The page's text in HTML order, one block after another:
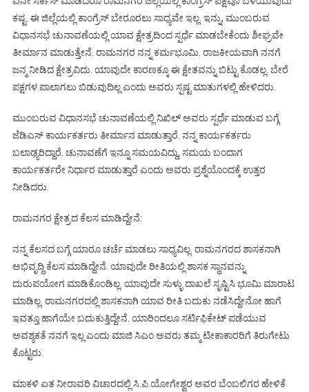
ಕಷ್ಟ. ಈ ಜಿಲ್ಲೆಯಲ್ಲಿ ಕಾಂಗ್ರೆಸ್ ಬೇರೂರಲು ಸಾಧ್ಯವೇ ಇಲ್ಲ. ಇನ್ನು, ಮುಂಬರುವ
ವಿಧಾನಸಭೆ ಚುನಾವಣೆಯಲ್ಲಿ ಯಾವ ಕ್ಷೇತ್ರದಿಂದ ಸ್ಪರ್ಧೆ ಮಾಡಬೇಕೆಂದು ಶೀಘ್ರವೇ
ತೀರ್ಮಾನ ಮಾಡುತ್ತೇನೆ. ರಾಮನಗರ ನನ್ನ ಕರ್ಮಭೂಮಿ. ರಾಜಕೀಯವಾಗಿ ನನಗೆ
ಜನ್ಮ ನೀಡಿದ ಕ್ಷೇತ್ರವಿದು. ಯಾವುದೇ ಕಾರಣಕ್ಕೂ ಈ ಕ್ಷೇತವನ್ನು ಬಿಟ್ಟು ಕೊಡಲ್ಲ. ಬೇರೆ
ಪಕ್ಷಗಳ ಪಾಲಾಗಲು ಬಿಡುವುದಿಲ್ಲ ಎಂದು ಅವರು ಸ್ಪಷ್ಟ ಮಾತುಗಳಲ್ಲಿ ಹೇಳಿದರು.
ಮುಂಬರುವ ವಿಧಾನಸಭೆ ಚುನಾವಣೆಯಲ್ಲಿ ನಿಖಿಲ್ ಅವರು ಸ್ಪರ್ಧೆ ಮಾಡುವ ಬಗ್ಗೆ
ಜೆಡಿಎಸ್ ಕಾರ್ಯಕರ್ತರು ತೀರ್ಮಾನ ಮಾಡುತ್ತಾರೆ. ನನ್ನ ಕಾರ್ಯಕರ್ತರು
ಬಲಾಢ್ಯರಿದ್ದಾರೆ. ಚುನಾವಣೆಗೆ ಇನ್ನೂ ಸಮಯವಿದ್ದು, ಸಮಯ ಬಂದಾಗ
ಕಾರ್ಯಕರ್ತರೇ ನಿರ್ಧಾರ ಮಾಡುತ್ತಾರೆ ಎಂದು ಅವರು ಪ್ರಶ್ನೆಯೊಂದಕ್ಕೆ ಉತ್ತರ
ನೀಡಿದರು.
ರಾಮನಗರ ಕ್ಷೇತ್ರದ ಕೆಲಸ ಮಾಡಿದ್ದೇನೆ:
ನನ್ನ ಕೆಲಸದ ಬಗ್ಗೆ ಯಾರೂ ಚರ್ಚೆ ಮಾಡಲು ಸಾಧ್ಯವಿಲ್ಲ. ರಾಮನಗರದ ಶಾಸಕನಾಗಿ
ಅಭಿವೃದ್ಧಿ ಕೆಲಸ ಮಾಡಿದ್ದೇನೆ. ಯಾವುದೇ ರೀತಿಯಲ್ಲಿ ಶಾಸಕ ಸ್ಥಾನವನ್ನು
ದುರುಪಯೋಗ ಮಾಡಿಕೊಂಡಿಲ್ಲ. ಯಾವುದೇ ಸುಳ್ಳು ದಾಖಲೆ ಸೃಷ್ಟಿಸಿ ಭೂಮಿ ಮಾರಾಟ
ಮಾಡಿಲ್ಲ. ರಾಮನಗರದಲ್ಲಿ ಶಾಸಕನಾಗಿ ಯಾವ ರೀತಿ ಬದುಕು ನಡೆಸಿದ್ದೇನೋ ಹಾಗೆ
ಇವತ್ತೂ ಹಾಗೆಯೇ ಬದುಕುತ್ತಿದ್ದೇನೆ. ಯಾರಿಂದಲೂ ಸರ್ಟಿಫಿಕೇಟ್ ಪಡೆಯುವ
ಅವಶ್ಯಕತೆ ನನಗೆ ಇಲ್ಲ ಎಂದು ಮಾಜಿ ಸಿಎಂ ಅವರು ತಮ್ಮ ಟೀಕಾಕಾರರಿಗೆ ತಿರುಗೇಟು
ಕೊಟ್ಟರು.
ಮಾಕಳಿ ಏತ ನೀರಾವರಿ ವಿಚಾರದಲ್ಲಿ ಸಿ.ಪಿ.ಯೋಗೇಶ್ವರ ಅವರ ಬೆಂಬಲಿಗರ ಹೇಳಿಕೆ